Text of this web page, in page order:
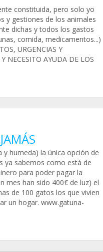
constituida, pero solo yo
y gestiones de los animales
dichas y todos los gastos
comida, medicamentos...)
URGENCIAS Y
NECESITO AYUDA DE LOS
y humeda) la única opción de
ya sabemos como está de
para poder pagar la
mes han sido 400€ de luz) el
de 100 gatos los que vivien
un hogar. www.gatuna-